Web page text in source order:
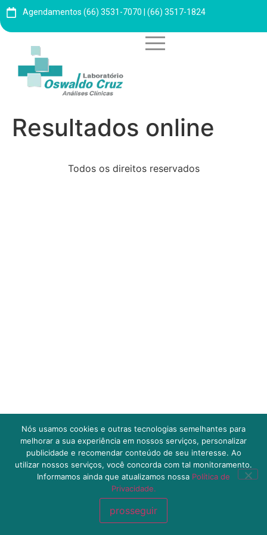
Agendamentos (66) 3531-7070 | (66) 3517-1824
Resultados online
Todos os direitos reservados
Nós usamos cookies e outras tecnologias semelhantes para
melhorar a sua experiência em nossos serviços, personalizar
publicidade e recomendar conteúdo de seu interesse. Ao
utilizar nossos serviços, você concorda com tal monitoramento.
Informamos ainda que atualizamos nossa Política de
Privacidade.
prosseguir